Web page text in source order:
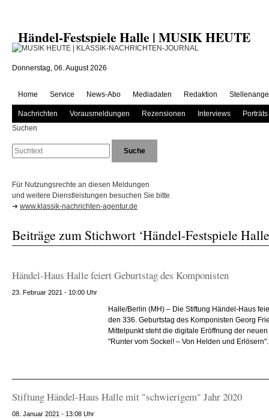
Händel-Festspiele Halle | MUSIK HEUTE
Donnerstag, 06. August 2026
Home Service News-Abo Mediadaten Redaktion
Nachrichten Vorausmeldungen Rezensionen Interviews
Porträts
Suchen
Für Nutzungsrechte an diesen Meldungen
und weitere Dienstleistungen besuchen Sie bitte
➜ www.klassik-nachrichten-agentur.de
Beiträge zum Stichwort ‘Händel-Festspiele
Händel-Haus Halle feiert Geburtstag des Komponisten
23. Februar 2021 - 10:00 Uhr
Halle/Berlin (MH) – Die Stiftung Händel-Haus
den 336. Geburtstag des Komponisten Georg
Mittelpunkt steht die digitale Eröffnung der
"Runter vom Sockel! – Von Helden und
Stiftung Händel-Haus Halle mit "schwierigem" Jahr 2020
08. Januar 2021 - 13:08 Uhr